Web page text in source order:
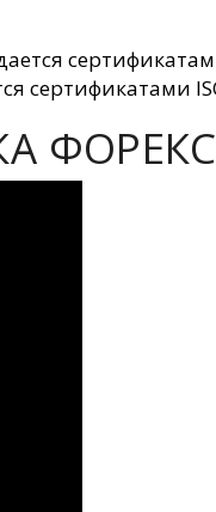
сертификатами
ФОРЕКС